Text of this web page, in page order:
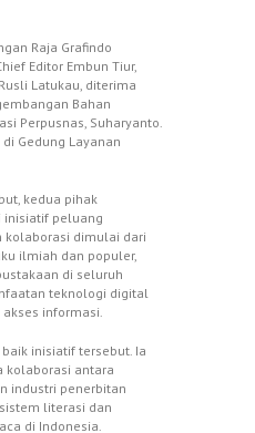
Raja Grafindo
Editor Embun Tiur,
Latukau, diterima
Bahan
Perpusnas, Suharyanto.
Gedung Layanan
kedua pihak
inisiatif peluang
kolaborasi dimulai dari
ilmiah dan populer,
di seluruh
teknologi digital
informasi.
inisiatif tersebut. Ia
kolaborasi antara
industri penerbitan
literasi dan
di Indonesia.